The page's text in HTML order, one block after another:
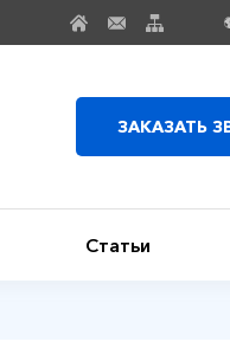
ЗАКАЗАТЬ
Статьи